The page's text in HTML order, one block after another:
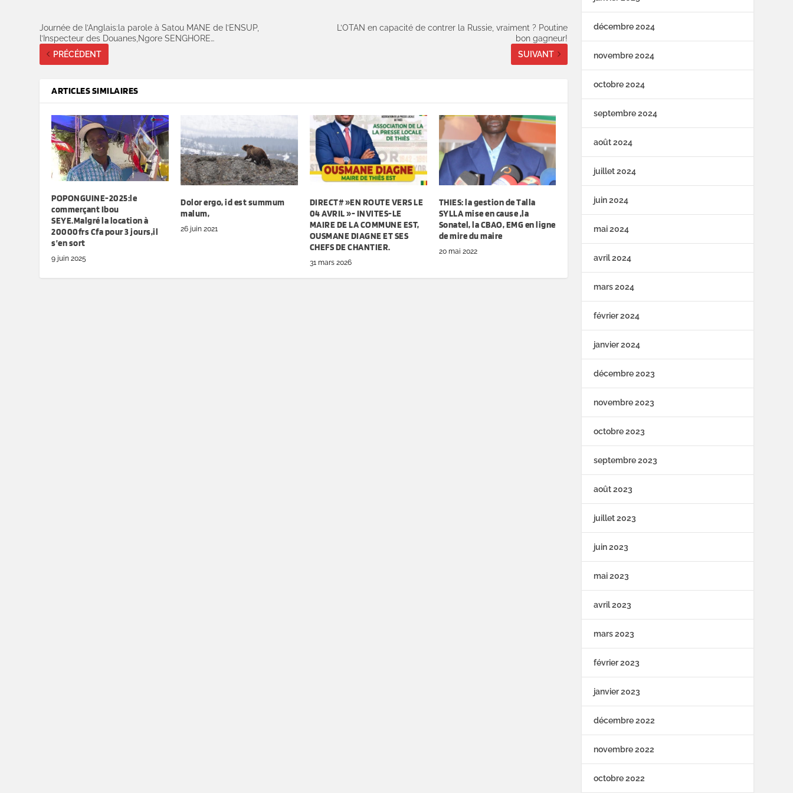
Journée de l’Anglais:la parole à Satou MANE de l’ENSUP,
l’Inspecteur des Douanes,Ngore SENGHORE…
PRÉCÉDENT
L’OTAN en capacité de contrer la Russie, vraiment ? Poutine
bon gagneur!
SUIVANT
ARTICLES SIMILAIRES
POPONGUINE-2025:le
commerçant Ibou
SEYE.Malgré la location à
20000frs Cfa pour 3 jours,il
s’en sort
9 juin 2025
Dolor ergo, id est summum
malum,
26 juin 2021
DIRECT# »EN ROUTE VERS LE
04 AVRIL »- INVITES-LE
MAIRE DE LA COMMUNE EST,
OUSMANE DIAGNE ET SES
CHEFS DE CHANTIER.
31 mars 2026
THIES: la gestion de Talla
SYLLA mise en cause ,la
Sonatel, la CBAO, EMG en ligne
de mire du maire
20 mai 2022
décembre 2024
novembre 2024
octobre 2024
septembre 2024
août 2024
juillet 2024
juin 2024
mai 2024
avril 2024
mars 2024
février 2024
janvier 2024
décembre 2023
novembre 2023
octobre 2023
septembre 2023
août 2023
juillet 2023
juin 2023
mai 2023
avril 2023
mars 2023
février 2023
janvier 2023
décembre 2022
novembre 2022
octobre 2022